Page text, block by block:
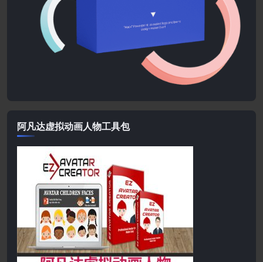
阿凡达虚拟动画人物工具包